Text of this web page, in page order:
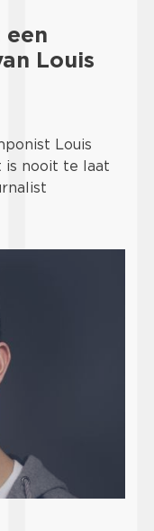
Louis
Louis
is nooit te laat